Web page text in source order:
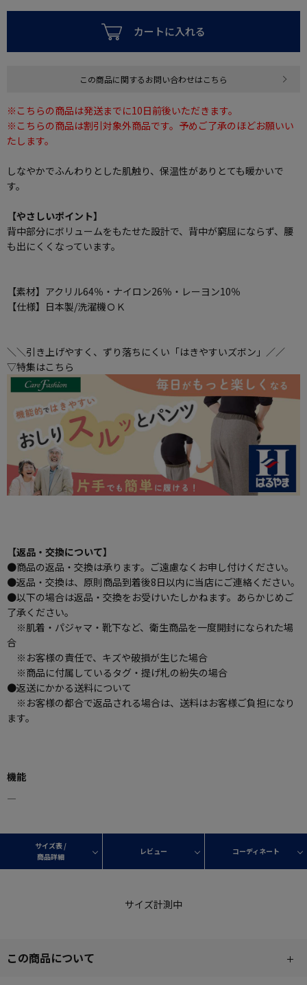
カートに入れる
この商品に関するお問い合わせはこちら
※こちらの商品は発送までに10日前後いただきます。
※こちらの商品は割引対象外商品です。予めご了承のほどお願いい
たします。
しなやかでふんわりとした肌触り、保温性がありとても暖かいで
す。
【やさしいポイント】
背中部分にボリュームをもたせた設計で、背中が窮屈にならず、腰
も出にくくなっています。
【素材】アクリル64％・ナイロン26％・レーヨン10％
【仕様】日本製/洗濯機ＯＫ
＼＼引き上げやすく、ずり落ちにくい「はきやすいズボン」／／
▽特集はこちら
【返品・交換について】
●商品の返品・交換は承ります。ご遠慮なくお申し付けください。
●返品・交換は、原則商品到着後8日以内に当店にご連絡ください。
●以下の場合は返品・交換をお受けいたしかねます。あらかじめご
了承ください。
※肌着・パジャマ・靴下など、衛生商品を一度開封になられた場
合
※お客様の責任で、キズや破損が生じた場合
※商品に付属しているタグ・提げ札の紛失の場合
●返送にかかる送料について
※お客様の都合で返品される場合は、送料はお客様ご負担になり
ます。
機能
―
サイズ表 /
商品詳細
レビュー コーディネート
サイズ計測中
この商品について